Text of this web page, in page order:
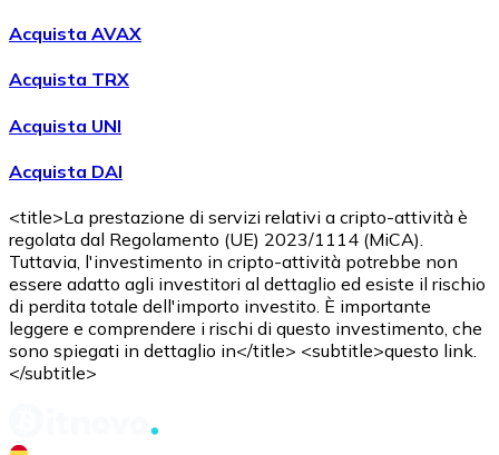
Acquista AVAX
Acquista TRX
Acquista UNI
Acquista DAI
<title>La prestazione di servizi relativi a cripto-attività è
regolata dal Regolamento (UE) 2023/1114 (MiCA).
Tuttavia, l'investimento in cripto-attività potrebbe non
essere adatto agli investitori al dettaglio ed esiste il rischio
di perdita totale dell'importo investito. È importante
leggere e comprendere i rischi di questo investimento, che
sono spiegati in dettaglio in</title> <subtitle>questo link.
</subtitle>